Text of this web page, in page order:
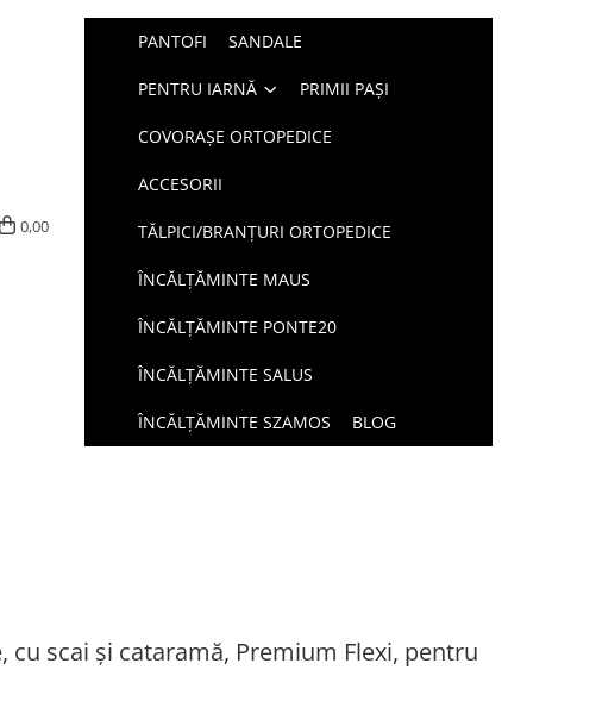
0,00
PANTOFI SANDALE
PENTRU IARNĂ PRIMII PAȘI
COVORAȘE ORTOPEDICE
ACCESORII
TĂLPICI/BRANȚURI ORTOPEDICE
ÎNCĂLȚĂMINTE MAUS
ÎNCĂLȚĂMINTE PONTE20
ÎNCĂLȚĂMINTE SALUS
ÎNCĂLȚĂMINTE SZAMOS BLOG
cu scai și cataramă, Premium Flexi, pentru